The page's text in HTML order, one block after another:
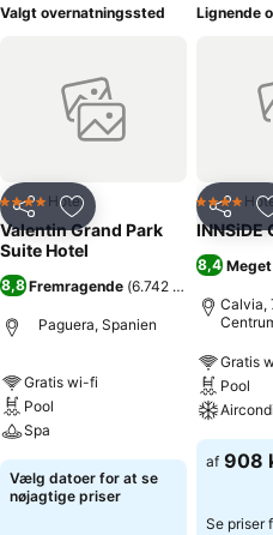
Valgt overnatningssted
Del Føj til favoritter
4 StjernerHotel
Valentin Grand Park
Suite Hotel
8,8 Fremragende (6.742 bedømmelser
Paguera, Spanien
Gratis wi-fi
Pool
Spa
Vælg datoer for at se
nøjagtige priser
Lignende
Del
4 Stjerner
INNSiDE
8,4
Calvia,
Gratis
Pool
af 908
Se priser